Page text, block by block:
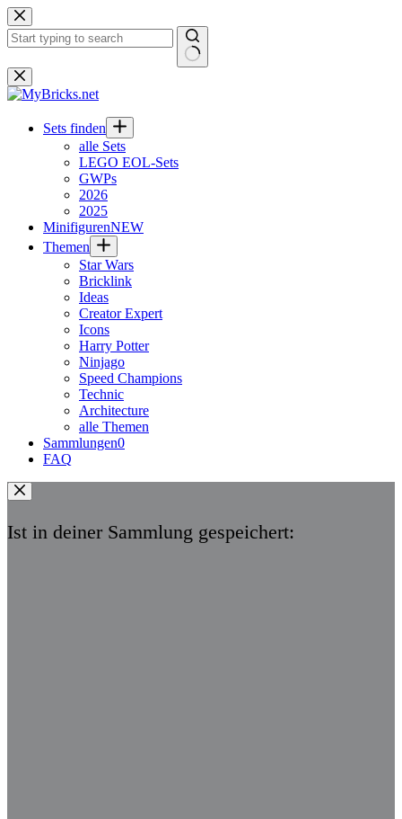
Zum
Inhalt
springen
Keine
Ergebnisse
Sets finden
alle Sets
LEGO EOL-Sets
GWPs
2026
2025
MinifigurenNEW
Themen
Star Wars
Bricklink
Ideas
Creator Expert
Icons
Harry Potter
Ninjago
Speed Champions
Technic
Architecture
alle Themen
Sammlungen0
FAQ
Ist in deiner Sammlung gespeichert: